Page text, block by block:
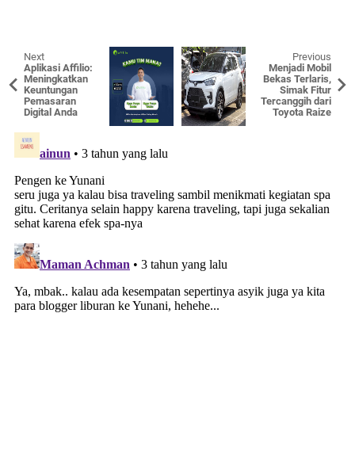
Next
Aplikasi Affilio:
Meningkatkan
Keuntungan
Pemasaran
Digital Anda
Previous
Menjadi Mobil
Bekas Terlaris,
Simak Fitur
Tercanggih dari
Toyota Raize